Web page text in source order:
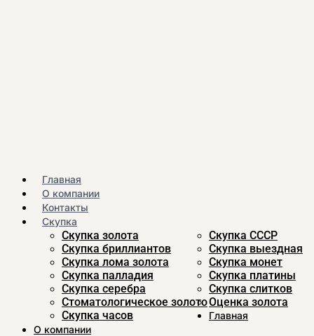
Главная
О компании
Контакты
Скупка
Скупка золота
Скупка CCСР
Скупка бриллиантов
Скупка выездная
Скупка лома золота
Скупка монет
Скупка палладия
Скупка платины
Скупка серебра
Скупка слитков
Стоматологическое золотоОценка золота
Скупка часов
Главная
О компании